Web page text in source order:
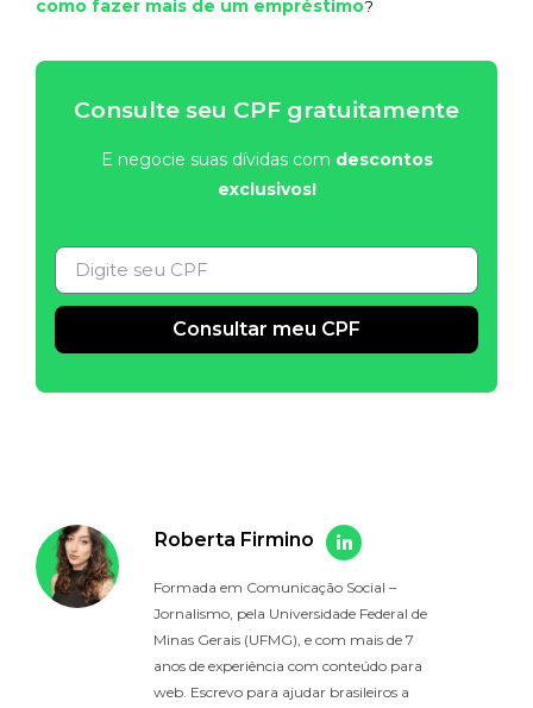
como fazer mais de um empréstimo?
Consulte seu CPF gratuitamente
E negocie suas dívidas com descontos
exclusivos!
Consultar meu CPF
Roberta Firmino
Formada em Comunicação Social –
Jornalismo, pela Universidade Federal de
Minas Gerais (UFMG), e com mais de 7
anos de experiência com conteúdo para
web. Escrevo para ajudar brasileiros a